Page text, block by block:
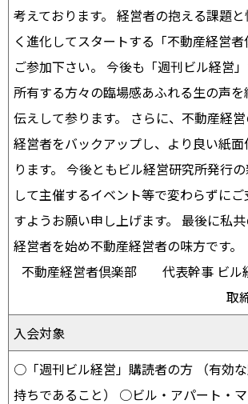
考えております。 経営者の抱える課題
く進化してスタートする「不動産経営
ご参加下さい。 今後も「週刊ビル経営
所有する方々の臨場感あふれる生の声
伝えして参ります。 さらに、不動産経
経営者をバックアップし、より良い紙面
ります。 今後ともビル経営研究所発行
して主催するイベント等で変わらずに
すようお願い申し上げます。 最後に私
経営者を始め不動産経営者の味方です。
不動産経営者倶楽部 代表幹事 ビル
取
入会対象
○「週刊ビル経営」購読者の方 （有効
持ちであること） ○ビル・アパート・